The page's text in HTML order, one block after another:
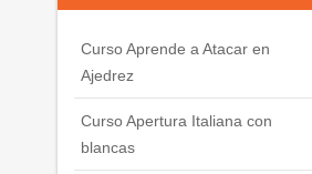
Curso Aprende a Atacar en
Ajedrez
Curso Apertura Italiana con
blancas